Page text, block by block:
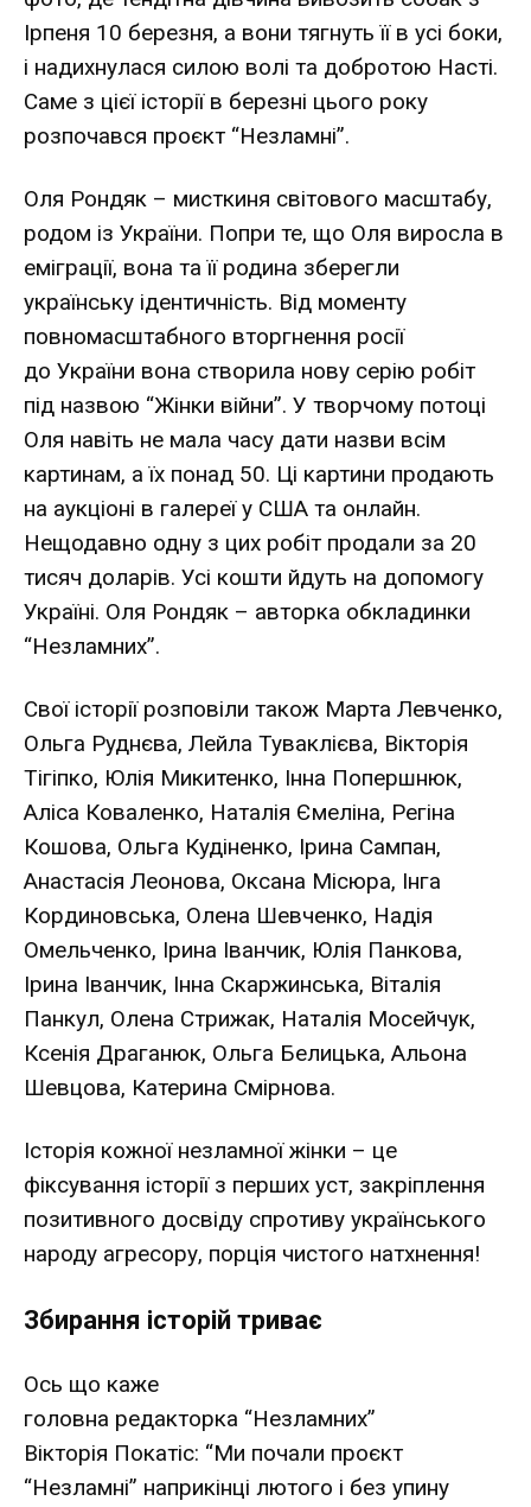
Ірпеня 10 березня, а вони тягнуть її в усі боки,
і надихнулася силою волі та добротою Насті.
Саме з цієї історії в березні цього року
розпочався проєкт “Незламні”.
Оля Рондяк – мисткиня світового масштабу,
родом із України. Попри те, що Оля виросла в
еміграції, вона та її родина зберегли
українську ідентичність. Від моменту
повномасштабного вторгнення росії
до України вона створила нову серію робіт
під назвою “Жінки війни”. У творчому потоці
Оля навіть не мала часу дати назви всім
картинам, а їх понад 50. Ці картини продають
на аукціоні в галереї у США та онлайн.
Нещодавно одну з цих робіт продали за 20
тисяч доларів. Усі кошти йдуть на допомогу
Україні. Оля Рондяк – авторка обкладинки
“Незламних”.
Свої історії розповіли також Марта Левченко,
Ольга Руднєва, Лейла Туваклієва, Вікторія
Тігіпко, Юлія Микитенко, Інна Попершнюк,
Аліса Коваленко, Наталія Ємеліна, Регіна
Кошова, Ольга Кудіненко, Ірина Сампан,
Анастасія Леонова, Оксана Місюра, Інга
Кординовська, Олена Шевченко, Надія
Омельченко, Ірина Іванчик, Юлія Панкова,
Ірина Іванчик, Інна Скаржинська, Віталія
Панкул, Олена Стрижак, Наталія Мосейчук,
Ксенія Драганюк, Ольга Белицька, Альона
Шевцова, Катерина Смірнова.
Історія кожної незламної жінки – це
фіксування історії з перших уст, закріплення
позитивного досвіду спротиву українського
народу агресору, порція чистого натхнення!
Збирання історій триває
Ось що каже
головна редакторка “Незламних”
Вікторія Покатіс: “Ми почали проєкт
“Незламні” наприкінці лютого і без упину